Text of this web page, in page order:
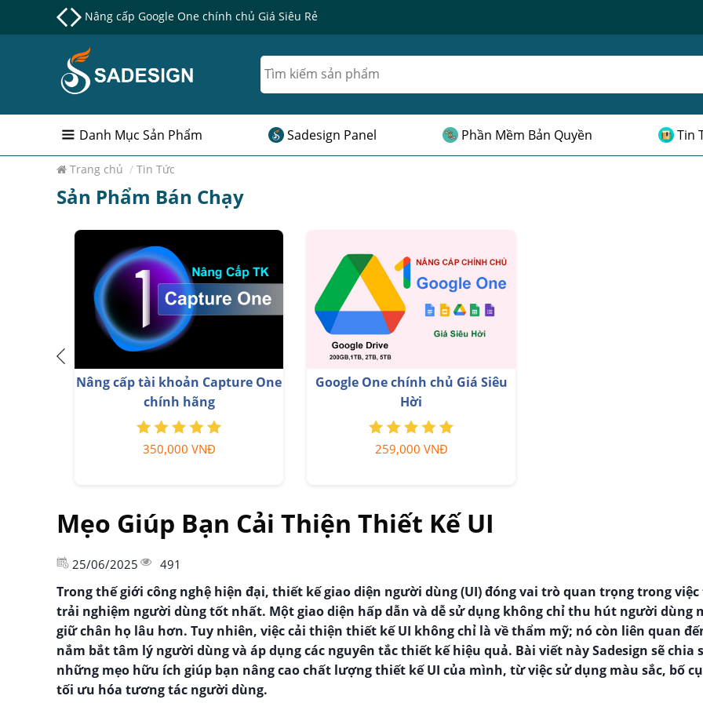
Nâng cấp Google One chính chủ Giá Siêu Rẻ
Danh Mục Sản Phẩm Sadesign Panel Phần Mềm Bản Quyền Tin
Trang chủ / Tin Tức
Sản Phẩm Bán Chạy
Nâng cấp Coursera PLus chính
chủ
399,000 VNĐ
Tài khoản Zoom Pro Chính Chủ
Giá Rẻ
199,000 VNĐ
Mẹo Giúp Bạn Cải Thiện Thiết Kế UI
25/06/2025 491
Trong thế giới công nghệ hiện đại, thiết kế giao diện người dùng (UI) đóng vai trò quan trọng trong việc
trải nghiệm người dùng tốt nhất. Một giao diện hấp dẫn và dễ sử dụng không chỉ thu hút người dùng
giữ chân họ lâu hơn. Tuy nhiên, việc cải thiện thiết kế UI không chỉ là về thẩm mỹ; nó còn liên quan
nắm bắt tâm lý người dùng và áp dụng các nguyên tắc thiết kế hiệu quả. Bài viết này Sadesign sẽ chia
những mẹo hữu ích giúp bạn nâng cao chất lượng thiết kế UI của mình, từ việc sử dụng màu sắc, bố
tối ưu hóa tương tác người dùng.